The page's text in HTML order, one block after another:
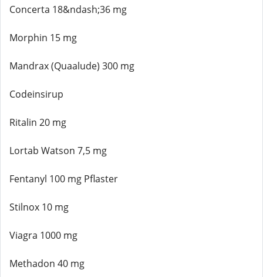
Concerta 18&ndash;36 mg
Morphin 15 mg
Mandrax (Quaalude) 300 mg
Codeinsirup
Ritalin 20 mg
Lortab Watson 7,5 mg
Fentanyl 100 mg Pflaster
Stilnox 10 mg
Viagra 1000 mg
Methadon 40 mg